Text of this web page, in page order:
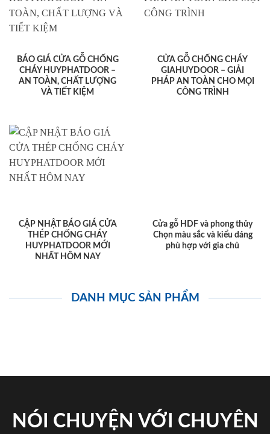
BÁO GIÁ CỬA GỖ CHỐNG
CHÁY HUYPHATDOOR –
AN TOÀN, CHẤT LƯỢNG
VÀ TIẾT KIỆM
CỬA GỖ CHỐNG CHÁY
GIAHUYDOOR – GIẢI
PHÁP AN TOÀN CHO MỌI
CÔNG TRÌNH
CẬP NHẬT BÁO GIÁ CỬA
THÉP CHỐNG CHÁY
HUYPHATDOOR MỚI
NHẤT HÔM NAY
Cửa gỗ HDF và phong thủy
Chọn màu sắc và kiểu dáng
phù hợp với gia chủ
DANH MỤC SẢN PHẨM
NÓI CHUYỆN VỚI CHUYÊN